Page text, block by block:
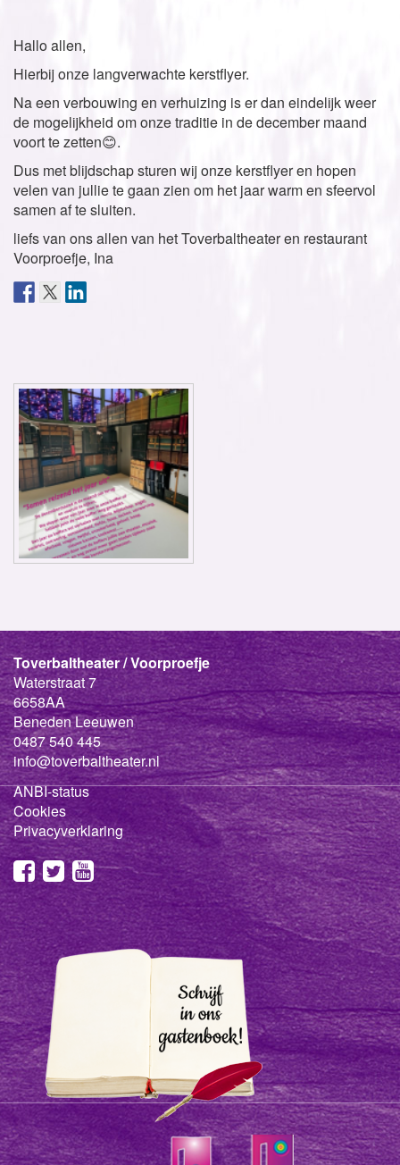
Hallo allen,
Hierbij onze langverwachte kerstflyer.
Na een verbouwing en verhuizing is er dan eindelijk weer
de mogelijkheid om onze traditie in de december maand
voort te zetten😊.
Dus met blijdschap sturen wij onze kerstflyer en hopen
velen van jullie te gaan zien om het jaar warm en sfeervol
samen af te sluiten.
liefs van ons allen van het Toverbaltheater en restaurant
Voorproefje, Ina
Toverbaltheater / Voorproefje
Waterstraat 7
6658AA
Beneden Leeuwen
0487 540 445
info@toverbaltheater.nl
ANBI-status
Cookies
Privacyverklaring